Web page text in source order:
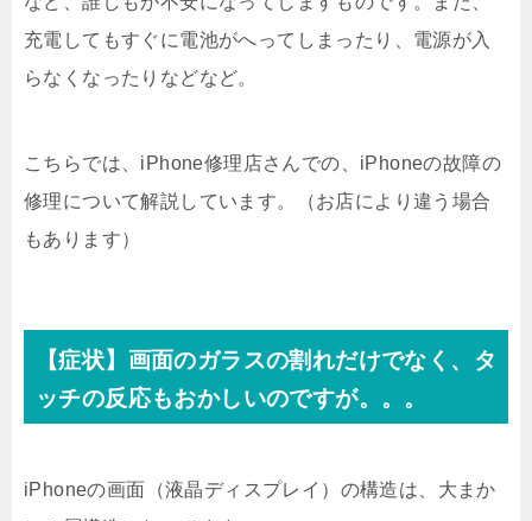
充電してもすぐに電池がへってしまったり、電源が入
らなくなったりなどなど。
こちらでは、iPhone修理店さんでの、iPhoneの故障の
修理について解説しています。（お店により違う場合
もあります）
【症状】画面のガラスの割れだけでなく、タ
ッチの反応もおかしいのですが。。。
iPhoneの画面（液晶ディスプレイ）の構造は、大まか